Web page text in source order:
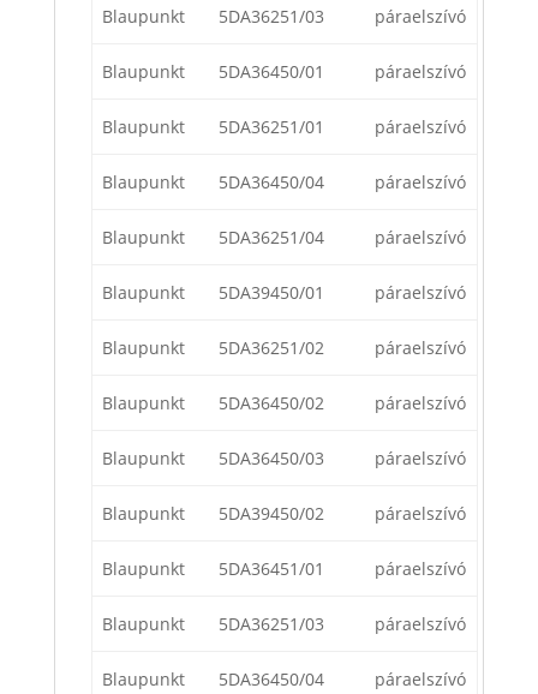
Blaupunkt 5DA36251/03 páraelszívó
Blaupunkt 5DA36450/01 páraelszívó
Blaupunkt 5DA36251/01 páraelszívó
Blaupunkt 5DA36450/04 páraelszívó
Blaupunkt 5DA36251/04 páraelszívó
Blaupunkt 5DA39450/01 páraelszívó
Blaupunkt 5DA36251/02 páraelszívó
Blaupunkt 5DA36450/02 páraelszívó
Blaupunkt 5DA36450/03 páraelszívó
Blaupunkt 5DA39450/02 páraelszívó
Blaupunkt 5DA36451/01 páraelszívó
Blaupunkt 5DA36251/03 páraelszívó
Blaupunkt 5DA36450/04 páraelszívó